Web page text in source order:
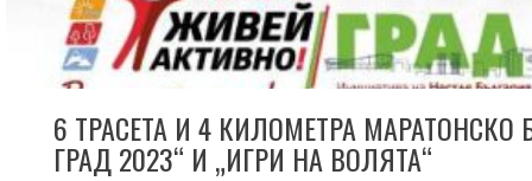
6 ТРАСЕТА И 4 КИЛОМЕТРА
ГРАД 2023“ И „ИГРИ НА ВОЛЯТА“